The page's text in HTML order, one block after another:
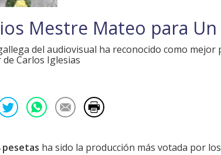
Mestre Mateo para
del audiovisual ha reconocido como
Carlos Iglesias
pesetas ha sido la producción más votada por